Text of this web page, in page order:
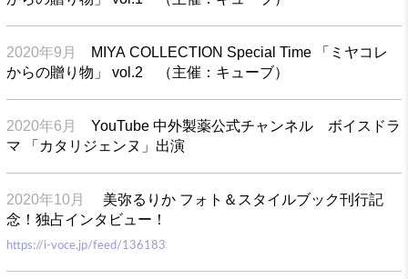
2020年9月
MIYA COLLECTION Special Time 「ミヤコレ
からの贈り物」 vol.2 （主催：キューブ）
2020年6月
YouTube 中外製薬公式チャンネル ボイスドラ
マ 「カタリジェンヌ」出演
2020年10月
美弥るりか フォト＆スタイルブック刊行記
念！独占インタビュー！
https://i-voce.jp/feed/136183